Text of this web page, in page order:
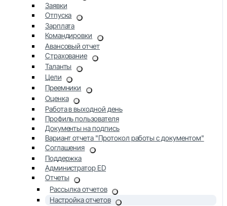
Заявки
Отпуска
Зарплата
Командировки
Авансовый отчет
Страхование
Таланты
Цели
Преемники
Оценка
Работа в выходной день
Профиль пользователя
Документы на подпись
Вариант отчета "Протокол работы с документом"
Соглашения
Поддержка
Администратор ED
Отчеты
Рассылка отчетов
Настройка отчетов